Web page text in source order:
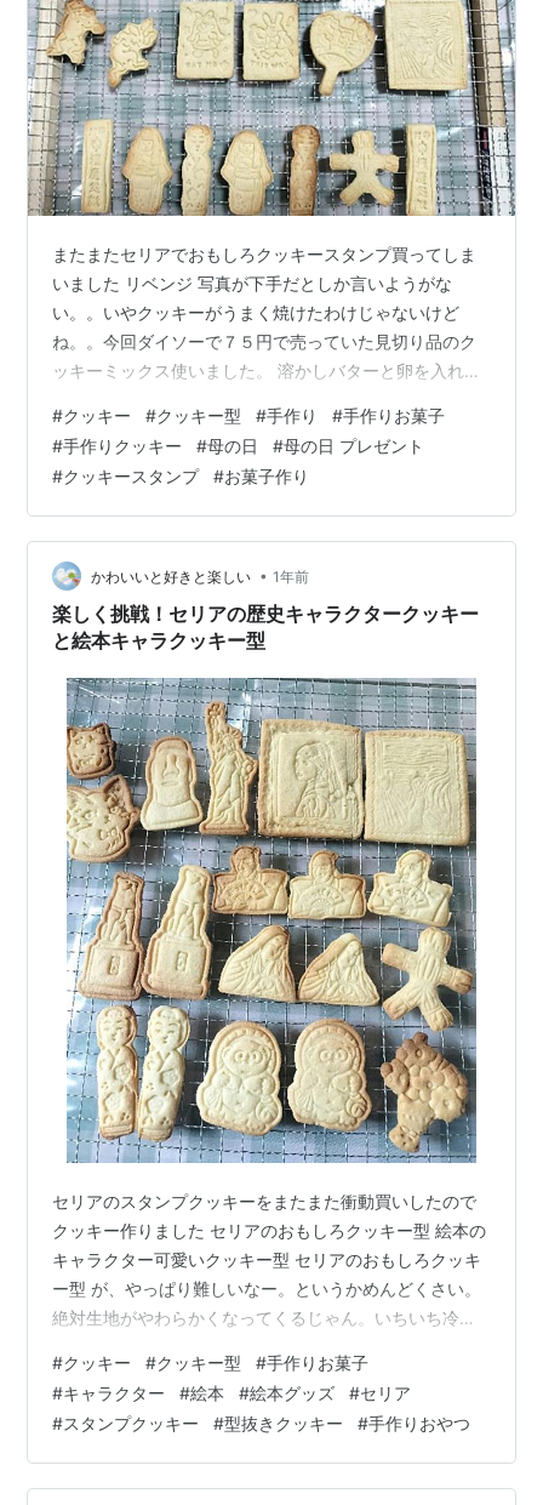
またまたセリアでおもしろクッキースタンプ買ってしま
いました リベンジ 写真が下手だとしか言いようがな
い。。いやクッキーがうまく焼けたわけじゃないけど
ね。。今回ダイソーで７５円で売っていた見切り品のク
ッキーミックス使いました。 溶かしバターと卵を入れて
か色々入ってるのかなと思ったけどめっちゃシンプル材
料！ 香料も入ってないし 味もシンプルでおいしかった
わ。 こんな感じのレシピ探してみよう。。 母の日に手作
りクッキーはいかが？ cotta こぐまちゃんクッキー型 3
個セット ファニー ティーポット フレーズ プラスチック
エンボス クッキー 型 …
#クッキー #クッキー型 #手作り #手作りお菓子
#手作りクッキー #母の日 #母の日 プレゼント
#クッキースタンプ #お菓子作り
かわいいと好きと楽しい • 1年前
楽しく挑戦！セリアの歴史キャラクタークッキー
と絵本キャラクッキー型
セリアのスタンプクッキーをまたまた衝動買いしたので
クッキー作りました セリアのおもしろクッキー型 絵本の
キャラクター可愛いクッキー型 セリアのおもしろクッキ
ー型 が、やっぱり難しいなー。というかめんどくさい。
絶対生地がやわらかくなってくるじゃん。いちいち冷や
リルルーラー置いてるのに。。端っこ使わなければいい
のかな。 ムンクの叫びはスタンプ薄いし、フェルメール
の真珠の首飾りの少女は歪んでるし。。 ハチ公かわいい
な。 わら人形はうける。織田信長も好き。ザビエルもあ
るみたいなのでゲットしたい！ 猫ちゃんかわいいんだけ
#クッキー #クッキー型 #手作りお菓子
#キャラクター #絵本 #絵本グッズ #セリア
#スタンプクッキー #型抜きクッキー #手作りおやつ